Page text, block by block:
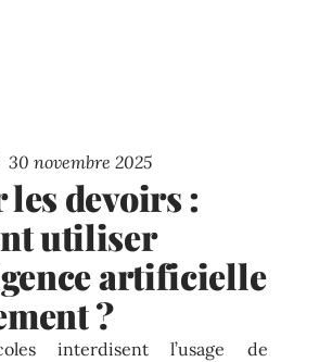
30 novembre 2025
devoirs :
utiliser
artificielle
?
interdisent l’usage de